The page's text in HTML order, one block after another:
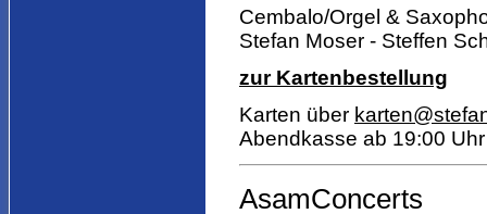
Cembalo/Orgel &
Stefan Moser - Steffen
zur Kartenbestellung
Karten über
Abendkasse ab 19:00 Uhr
AsamConcerts